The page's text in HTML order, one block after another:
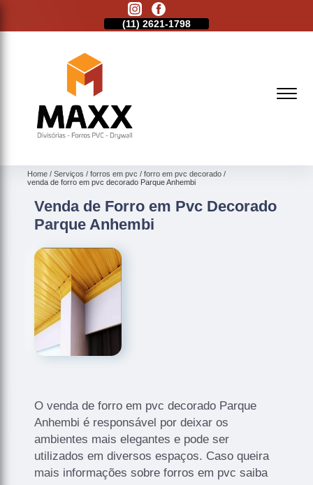
(11) 2621-1798
Home Serviços forros em pvc
forro em pvc decorado
venda de forro em pvc decorado Parque Anhembi
Venda de Forro em Pvc Decorado
Parque Anhembi
O venda de forro em pvc decorado Parque
Anhembi é responsável por deixar os
ambientes mais elegantes e pode ser
utilizados em diversos espaços. Caso queira
mais informações sobre forros em pvc saiba